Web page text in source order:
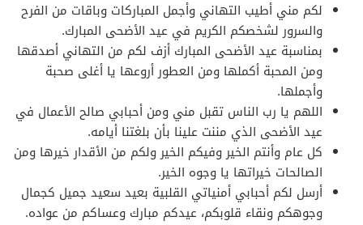
لكم مني أطيب التهاني وأجمل المباركات وباقات من الفرح
والسرور لشخصكم الكريم في عيد الأضحى المبارك.
بمناسبة عيد الأضحى المبارك أزف لكم من التهاني أصدقها
ومن المحبة أكملها ومن العطور أروعها يا أغلى صحبة
وأجملها.
اللهم يا رب الناس تقبل مني ومن أحبابي صالح الأعمال في
عيد الأضحى الذي مننت علينا بأن بلغتنا أيامه.
كل عام وأنتم الخير وفيكم الخير ولكم من الأقدار خيرها ومن
الصالحات خيراتها يا وجوه الخير.
أرسل لكم أحبابي أمنياتي القلبية بعيد سعيد جميل كجمال
وجوهكم ونقاء قلوبكم، عيدكم مبارك وعساكم من عواده.